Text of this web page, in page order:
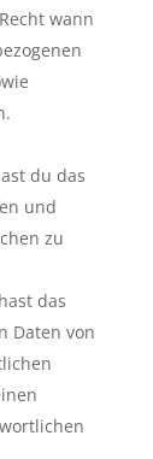
wann
du das
und
zu
das
Daten von